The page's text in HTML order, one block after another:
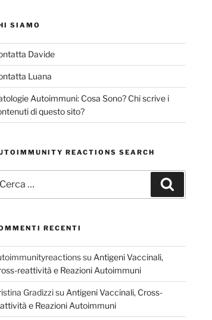
SIAMO
Davide
Luana
Autoimmuni: Cosa Sono? Chi scrive i
di questo sito?
REACTIONS SEARCH
RECENTI
su Antigeni Vaccinali,
reattività e Reazioni Autoimmuni
Gradizzisu Antigeni Vaccinali, Cross-
e Reazioni Autoimmuni